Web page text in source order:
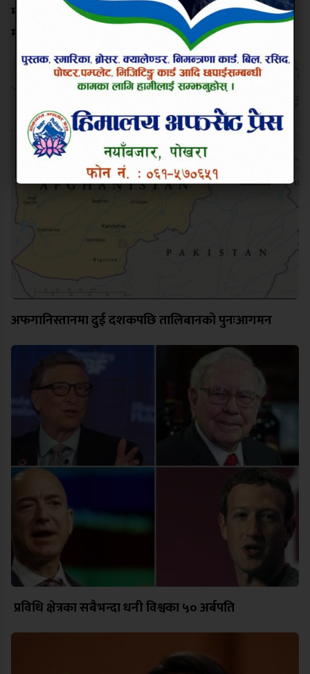
माटो जोगाउनको लागि सद्गुरुद्वारा लण्डनबाट १०० दिवसीय
मोटरसाइकल यात्रा शुरु
अफगानिस्तानमा दुई दशकपछि तालिबानको पुनःआगमन
प्रविधि क्षेत्रका सबैभन्दा धनी विश्वका ५० अर्बपति